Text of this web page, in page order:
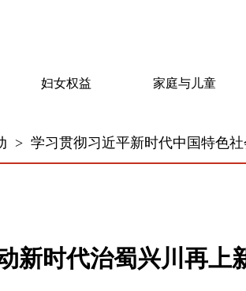
妇女权益 家庭与儿童
> 学习贯彻习近平新时代中国特色
新时代治蜀兴川再上